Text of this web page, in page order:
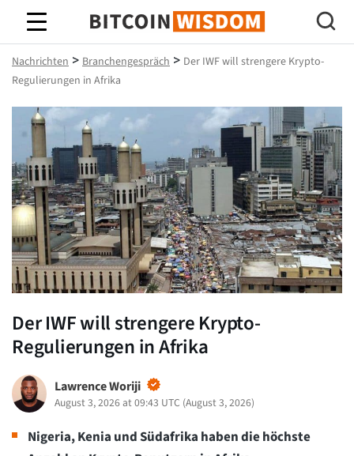
Bitcoin-Weisheit
Nachrichten > Branchengespräch > Der IWF will strengere Krypto-
Regulierungen in Afrika
Der IWF will strengere Krypto-
Regulierungen in Afrika
Lawrence Woriji
August 3, 2026 at 09:43 UTC (August 3, 2026)
Nigeria, Kenia und Südafrika haben die höchste